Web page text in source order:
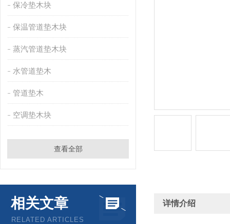
保冷垫木块
保温管道垫木块
蒸汽管道垫木块
水管道垫木
管道垫木
空调垫木块
查看全部
相关文章
RELATED ARTICLES
详情介绍